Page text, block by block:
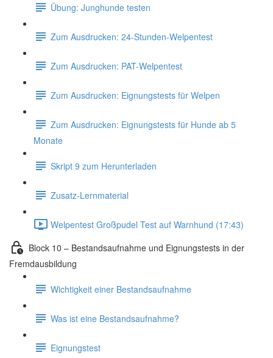
Übung: Junghunde testen
Zum Ausdrucken: 24-Stunden-Welpentest
Zum Ausdrucken: PAT-Welpentest
Zum Ausdrucken: Eignungstests für Welpen
Zum Ausdrucken: Eignungstests für Hunde ab 5
Monate
Skript 9 zum Herunterladen
Zusatz-Lernmaterial
Welpentest Großpudel Test auf Warnhund (17:43)
Block 10 – Bestandsaufnahme und Eignungstests in der
Fremdausbildung
Wichtigkeit einer Bestandsaufnahme
Was ist eine Bestandsaufnahme?
Eignungstest